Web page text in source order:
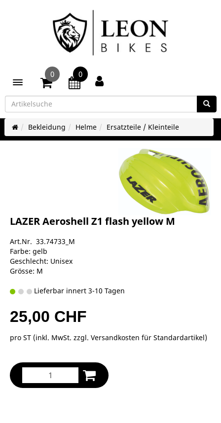
Toggle navigation
0 0
Bekleidung Helme Ersatzteile / Kleinteile
LAZER Aeroshell Z1 flash yellow M
Art.Nr. 33.74733_M
Farbe: gelb
Geschlecht: Unisex
Grösse: M
Lieferbar innert 3-10 Tagen
25,00 CHF
pro ST (inkl. MwSt. zzgl. Versandkosten für Standardartikel)